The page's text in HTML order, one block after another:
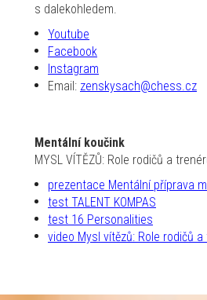
s dalekohledem.
Youtube
Facebook
Instagram
Email: zenskysach@chess.cz
Mentální koučink
MYSL VÍTĚZŮ: Role rodičů a
prezentace Mentální příprava
test TALENT KOMPAS
test 16 Personalities
video Mysl vítězů: Role rodičů